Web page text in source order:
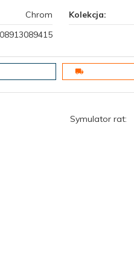
Chrom Kolekcja:
Symulator rat: